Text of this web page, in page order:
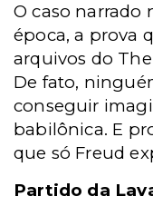
O caso narrado
época, a prova
arquivos do
De fato,
conseguir
babilônica. E
que só Freud
Partido da